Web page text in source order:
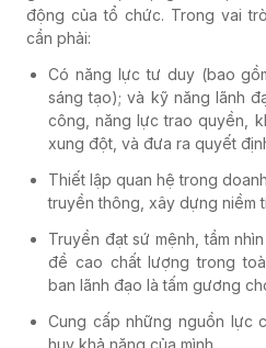
động của tổ chức. Trong vai
cần phải:
Có năng lực tư duy (bao
sáng tạo); và kỹ năng lãnh
công, năng lực trao quyền,
xung đột, và đưa ra quyết
Thiết lập quan hệ trong
truyền thông, xây dựng niềm
Truyền đạt sứ mệnh, tầm
đề cao chất lượng trong
ban lãnh đạo là tấm gương
Cung cấp những nguồn lực
huy khả năng của mình.